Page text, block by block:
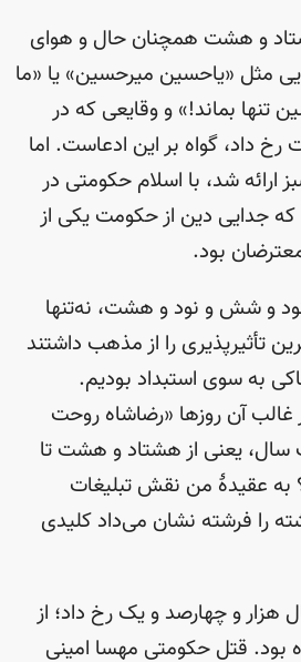
و هشت همچنان حال و هوای
مثل «یاحسین میرحسین» یا «ما
تنها بماند!» و وقایعی که در
داد، گواه بر این ادعاست. اما
شد، با اسلام حکومتی در
جدایی دین از حکومت یکی از
بود.
و شش و نود و هشت، نه‌تنها
تأثیرپذیری را از مذهب داشتند
به سوی استبداد بودیم.
آن روزها «رضاشاه روحت
یعنی از هشتاد و هشت تا
عقیدهٔ من نقش تبلیغات
را فرشته نشان می‌داد کلیدی
هزار و چهارصد و یک رخ داد؛ از
بود. قتل حکومتی مهسا امینی